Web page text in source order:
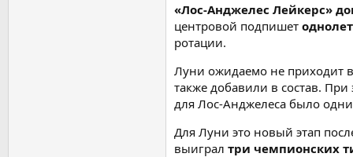
«Лос-Анджелес Лейкерс»
центровой подпишет
ротации.
Луни ожидаемо не приходит
также добавили в состав. При
для Лос-Анджелеса было
Для Луни это новый этап
выиграл три чемпионских